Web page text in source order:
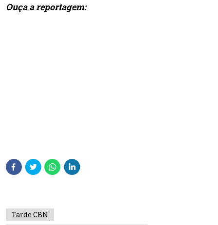
Ouça a reportagem:
Tarde CBN